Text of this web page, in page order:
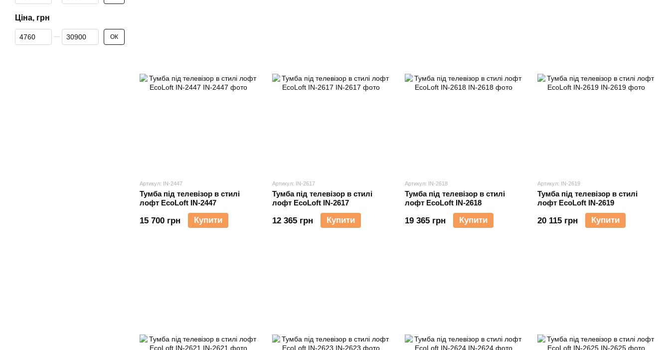
Артикул: IN-2447
Тумба під телевізор в стилі
лофт EcoLoft IN-2447
15 700 грн Купити
Артикул: IN-2617
Тумба під телевізор в стилі
лофт EcoLoft IN-2617
12 365 грн Купити
Артикул: IN-2618
Тумба під телевізор в стилі
лофт EcoLoft IN-2618
19 365 грн Купити
Артикул: IN-2619
Тумба під телевізор в стилі
лофт EcoLoft IN-2619
20 115 грн Купити
Ціна, грн
Від Ціна, грн
До Ціна, грн ОК